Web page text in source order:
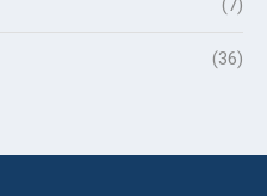
(7)
(36)